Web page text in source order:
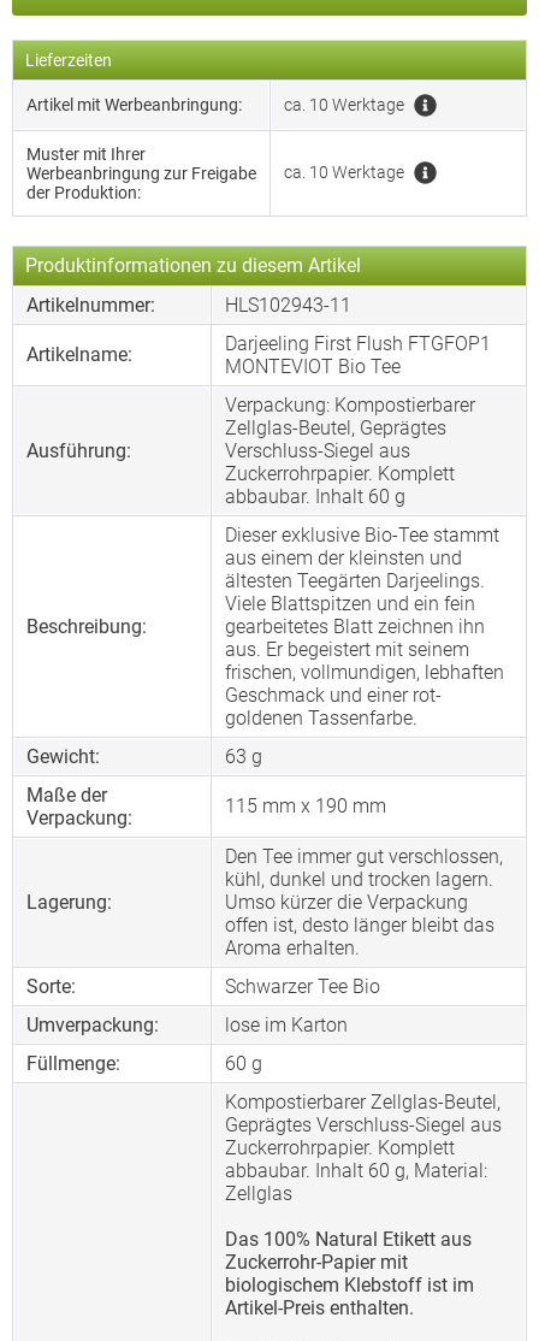
Lieferzeiten
Artikel mit Werbeanbringung: ca. 10 Werktage
Muster mit Ihrer
Werbeanbringung zur Freigabe
der Produktion:
ca. 10 Werktage
Produktinformationen zu diesem Artikel
Artikelnummer:
HLS102943-11
Artikelname:
Darjeeling First Flush FTGFOP1
MONTEVIOT Bio Tee
Ausführung:
Verpackung: Kompostierbarer
Zellglas-Beutel, Geprägtes
Verschluss-Siegel aus
Zuckerrohrpapier. Komplett
abbaubar. Inhalt 60 g
Beschreibung:
Dieser exklusive Bio-Tee stammt
aus einem der kleinsten und
ältesten Teegärten Darjeelings.
Viele Blattspitzen und ein fein
gearbeitetes Blatt zeichnen ihn
aus. Er begeistert mit seinem
frischen, vollmundigen, lebhaften
Geschmack und einer rot-
goldenen Tassenfarbe.
Gewicht:
63 g
Maße der
Verpackung:
115 mm x 190 mm
Lagerung:
Den Tee immer gut verschlossen,
kühl, dunkel und trocken lagern.
Umso kürzer die Verpackung
offen ist, desto länger bleibt das
Aroma erhalten.
Sorte:
Schwarzer Tee Bio
Umverpackung:
lose im Karton
Füllmenge:
60 g
Kompostierbarer Zellglas-Beutel,
Geprägtes Verschluss-Siegel aus
Zuckerrohrpapier. Komplett
abbaubar. Inhalt 60 g, Material:
Zellglas
Das 100% Natural Etikett aus
Zuckerrohr-Papier mit
biologischem Klebstoff ist im
Artikel-Preis enthalten.